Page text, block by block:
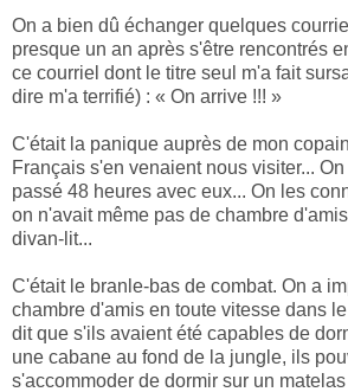
On a bien dû échanger quelques
presque un an après s'être rencontrés
ce courriel dont le titre seul m'a fait
dire m'a terrifié) : « On arrive !!! »
C'était la panique auprès de mon
Français s'en venaient nous visiter...
passé 48 heures avec eux... On les
on n'avait même pas de chambre
divan-lit...
C'était le branle-bas de combat. On a
chambre d'amis en toute vitesse dans
dit que s'ils avaient été capables de
une cabane au fond de la jungle, ils
s'accommoder de dormir sur un